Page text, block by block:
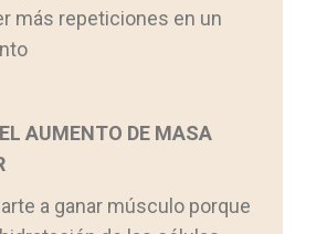
más repeticiones en un
AUMENTO DE MASA
a ganar músculo porque